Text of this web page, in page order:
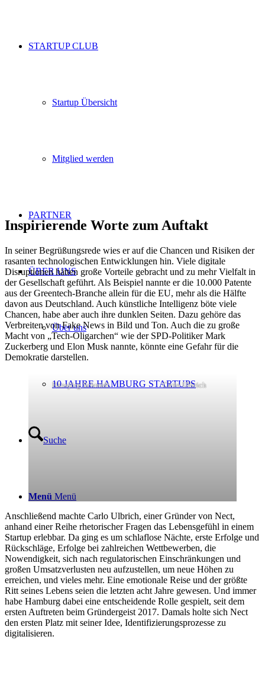
STARTUP CLUB
Startup Übersicht
Mitglied werden
PARTNER
ÜBER UNS
Über uns
10 JAHRE HAMBURG STARTUPS
Suche
Menü Menü
Inspirierende Worte zum Auftakt
In seiner Begrüßungsrede wies er auf die Chancen und Risiken der
rasanten technologischen Entwicklungen hin. Viele digitale
Disruptionen hätten große Vorteile gebracht und zu mehr Vielfalt in
der Gesellschaft geführt. Als Beispiel nannte er die 10.000 Patente
aus der Greentech-Branche allein für die EU, mehr als die Hälfte
davon aus Deutschland. Auch künstliche Intelligenz böte viele
Chancen, habe aber auch ihre dunklen Seiten. Dazu gehöre das
Verbreiten von Fake News in Bild und Ton. Auch die zu große
Macht von „Tech-Oligarchen“ wie der SPD-Politiker Mark
Zuckerberg und Elon Musk nannte, könnte eine Gefahr für die
Demokratie darstellen.
Hansjörg Schmidt Carlo Ulbrich
Anschließend machte Carlo Ulbrich, einer Gründer von Nect,
anhand einer Reihe rhetorischer Fragen das Lebensgefühl in einem
Startup erlebbar. Da ging es um schlaflose Nächte, erste Erfolge und
Rückschläge, Erfolge bei zahlreichen Wettbewerben, die
Nowendigkeit, sich nach regulatorischen Einschränkungen und
großen Umsatzverlusten neu aufzustellen, um neue Höhen zu
erreichen, und vieles mehr. Eine emotionale Reise und der größte
Ritt seines Lebens seien die letzten acht Jahre gewesen. Und immer
habe Hamburg dabei eine entscheidende Rolle gespielt, seit dem
ersten Auftreten beim Gründergeist 2017. Damals holte sich Nect
den ersten Platz mit seiner Idee, Identifizierungsprozesse zu
digitalisieren.